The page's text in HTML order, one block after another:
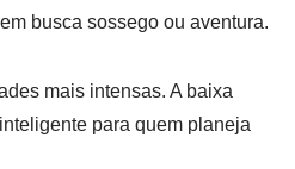
busca sossego ou aventura.
mais intensas. A baixa
para quem planeja